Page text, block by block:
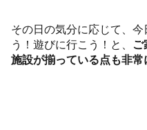
その日の気分に応じて、
う！遊びに行こう！と、 ご
施設が揃っている点も非常